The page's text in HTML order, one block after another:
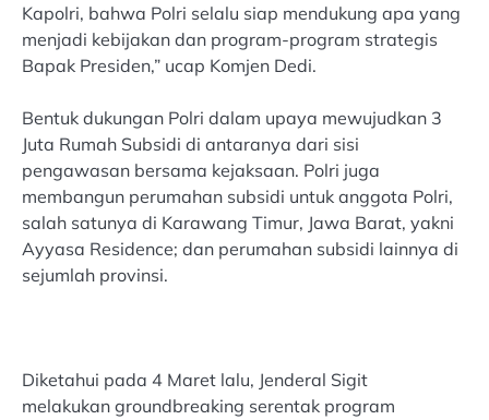
Kapolri, bahwa Polri selalu siap mendukung apa yang
menjadi kebijakan dan program-program strategis
Bapak Presiden,” ucap Komjen Dedi.
Bentuk dukungan Polri dalam upaya mewujudkan 3
Juta Rumah Subsidi di antaranya dari sisi
pengawasan bersama kejaksaan. Polri juga
membangun perumahan subsidi untuk anggota Polri,
salah satunya di Karawang Timur, Jawa Barat, yakni
Ayyasa Residence; dan perumahan subsidi lainnya di
sejumlah provinsi.
Diketahui pada 4 Maret lalu, Jenderal Sigit
melakukan groundbreaking serentak program